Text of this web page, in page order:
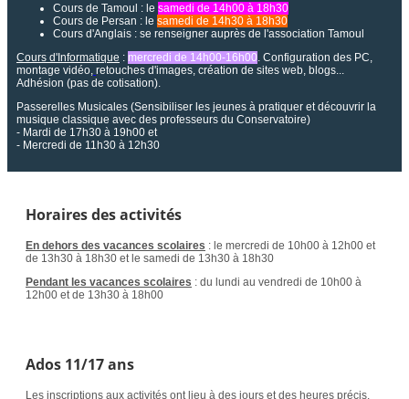
Cours de Tamoul : le samedi de 14h00 à 18h30
Cours de Persan : le samedi de 14h30 à 18h30
Cours d'Anglais : se renseigner auprès de l'association Tamoul
Cours d'Informatique : mercredi de 14h00-16h00. Configuration des PC,
montage vidéo, retouches d'images, création de sites web, blogs...
Adhésion (pas de cotisation).
Passerelles Musicales (Sensibiliser les jeunes à pratiquer et découvrir la
musique classique avec des professeurs du Conservatoire)
- Mardi de 17h30 à 19h00 et
- Mercredi de 11h30 à 12h30
Horaires des activités
En dehors des vacances scolaires : le mercredi de 10h00 à 12h00 et
de 13h30 à 18h30 et le samedi de 13h30 à 18h30
Pendant les vacances scolaires : du lundi au vendredi de 10h00 à
12h00 et de 13h30 à 18h00
Ados 11/17 ans
Les inscriptions aux activités ont lieu à des jours et des heures précis.